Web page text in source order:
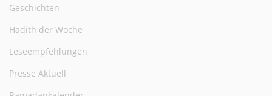
Geschichten
Hadith der Woche
Leseempfehlungen
Presse Aktuell